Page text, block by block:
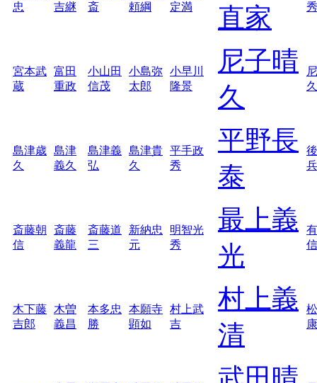
忠
吉継
斎
頼綱
定満
直家
宮本武
蔵
富田
重政
小山田
信茂
小島弥
太郎
小早川
隆景
尼子晴
久
久
島津歳
久
島津
義久
島津義
弘
島津貴
久
平手政
秀
平野長
泰
斎藤朝
信
斎藤
義龍
斎藤道
三
新納忠
元
明智光
秀
最上義
光
信
木下藤
吉郎
木曽
義昌
本多忠
勝
本願寺
顕如
村上武
吉
村上義
清
康